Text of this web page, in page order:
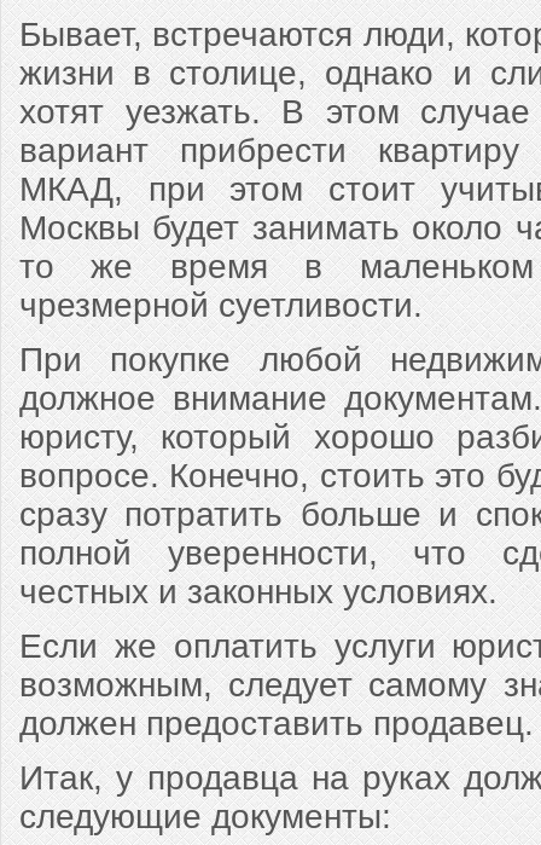
Бывает, встречаются люди,
жизни в столице, однако и
хотят уезжать. В этом
вариант прибрести
МКАД, при этом стоит
Москвы будет занимать около
то же время в маленьком
чрезмерной суетливости.
При покупке любой
должное внимание
юристу, который хорошо
вопросе. Конечно, стоить это
сразу потратить больше и
полной уверенности, что
честных и законных условиях.
Если же оплатить услуги
возможным, следует самому
должен предоставить продавец.
Итак, у продавца на руках
следующие документы: